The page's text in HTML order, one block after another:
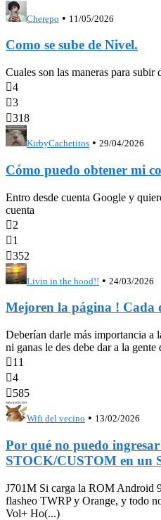
Cherepo • 11/05/2026
Como se sube de Nivel.
Cuales son las maneras para subir
4
3
318
KirbyCachetitos • 29/04/2026
Cómo puedo obtener mi
Entro desde cuenta Google y
cuenta
2
1
352
Livin in the hood!! • 24/03/2026
Mejoren la página ! Cada
Deberían darle más importancia a
ni ganas le des debe dar a la gente
11
4
585
Wifi del vecino • 13/02/2026
Por qué no puedo
STOCK/CUSTOM en un
J701M Si carga la ROM Android
flasheo TWRP y Orange, y todo
Vol+ Ho(...)